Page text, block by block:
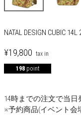
NATAL DESIGN CUBIC 14L
¥19,800
198 point
14時までの注文で当日
※予約商品(イベント会